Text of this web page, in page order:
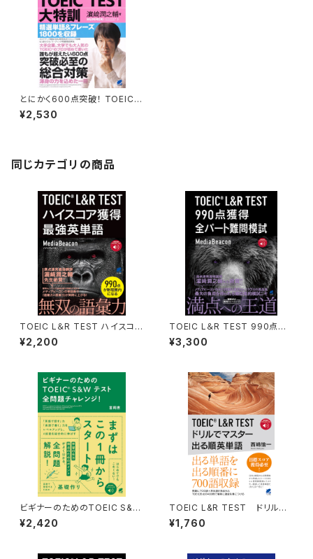
とにかく600点突破！ TOEIC T
EST大特訓 CD BOOK
¥2,530
同じカテゴリの商品
TOEIC L＆R TEST ハイスコア
獲得最強英単語 ［音声DL付］
¥2,200
TOEIC L＆R TEST 990点獲
得 全パート難問模試 ［音声DL
付］
¥3,300
ビギナーのためのTOEIC S&W
テスト全問題チャレンジ！ ［音
声DL付］
¥2,420
TOEIC L&R TEST ドリルで
マスター 出る順英単語 ［音声
DL付］
¥1,760